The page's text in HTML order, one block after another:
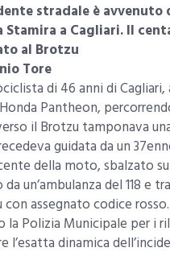
stradale è avvenuto
Stamira a Cagliari. Il
al Brotzu
Tore
di 46 anni di Cagliari,
Pantheon,
il Brotzu tamponava
guidata da un
della moto, sbalzato
un’ambulanza del 118 e
con assegnato codice rosso.
la Polizia Municipale per i
l’esatta dinamica